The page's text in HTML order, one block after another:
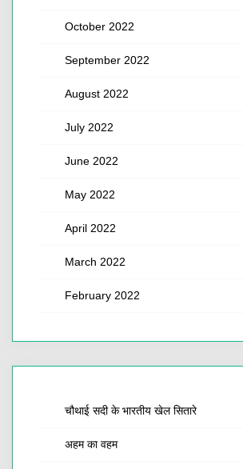
October 2022
September 2022
August 2022
July 2022
June 2022
May 2022
April 2022
March 2022
February 2022
चौथाई सदी के भारतीय खेल सितारे
अहम का वहम